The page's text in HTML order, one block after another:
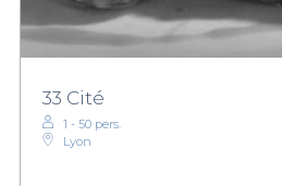
33 Cité
1 - 50 pers.
Lyon